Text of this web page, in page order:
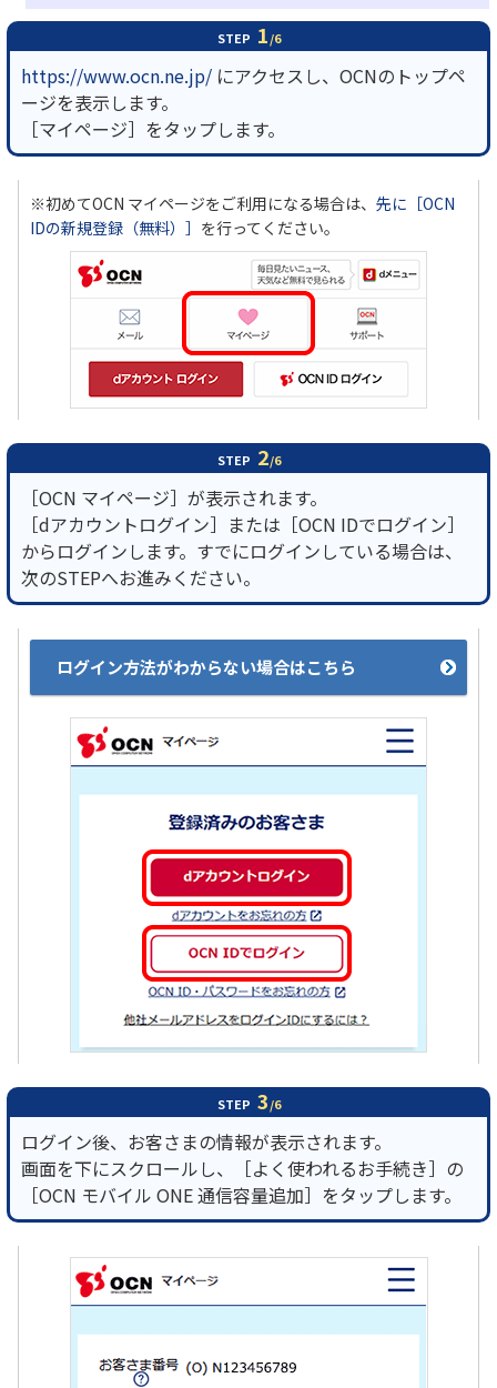
OCN サービス一覧STEP 1/6
https://www.ocn.ne.jp/ にアクセスし、OCNのトップペ
ージを表示します。
［マイページ］をタップします。
※初めてOCN マイページをご利用になる場合は、 先に［OCN
IDの新規登録（無料）］ を行ってください。
STEP 2/6
［OCN マイページ］が表示されます。
［dアカウントログイン］または［OCN IDでログイン］
からログインします。すでにログインしている場合は、
次のSTEPへお進みください。
ログイン方法がわからない場合はこちら
STEP 3/6
ログイン後、お客さまの情報が表示されます。
画面を下にスクロールし、［よく使われるお手続き］の
［OCN モバイル ONE 通信容量追加］をタップします。